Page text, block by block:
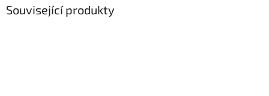
Související produkty